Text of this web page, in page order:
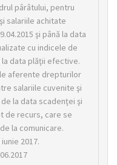
pârâtului, pentru
salariile achitate
şi până la data
cu indicele de
data plăţii efective.
aferente drepturilor
salariile cuvenite şi
la data scadenţei şi
de recurs, care se
la comunicare.
2017.